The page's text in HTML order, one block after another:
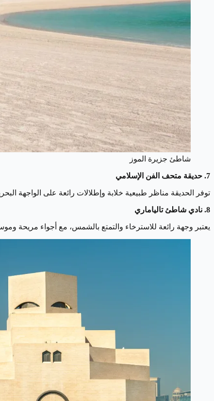
شاطئ جزيرة الموز
7. حديقة متحف الفن الإسلامي
توفر الحديقة مناظر طبيعية خلابة وإطلالات رائعة على الواجهة
8. نادي شاطئ تالياماري
يعتبر وجهة رائعة للاسترخاء والتمتع بالشمس، مع أجواء مريحة